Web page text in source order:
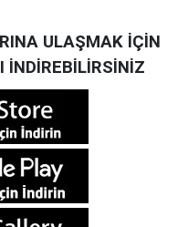
ULAŞMAK İÇİN
İNDİREBİLİRSİNİZ